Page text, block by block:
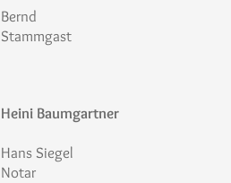
Bernd
Stammgast
Heini Baumgartner
Hans Siegel
Notar